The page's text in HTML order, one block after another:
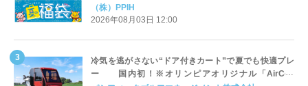
「夏福袋」＆セール 8月6日(木)より順次スタート
（株）PPIH
2026年08月03日 12:00
冷気を逃がさない“ドア付きカート”で夏でも快適プレ
ー 国内初！※オリンピアオリジナル「AirCon